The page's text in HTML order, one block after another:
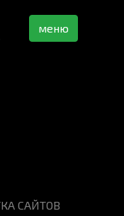
меню
САЙТОВ